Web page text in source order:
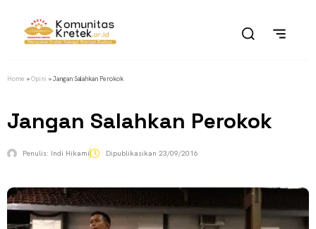
Home »Opini »Jangan Salahkan Perokok
Jangan Salahkan Perokok
Penulis: Indi Hikami Dipublikasikan 23/09/2016